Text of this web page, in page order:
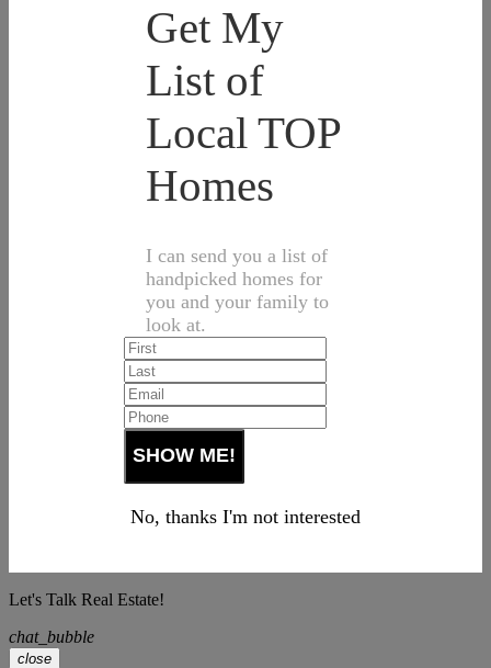
Get My
List of
Local TOP
Homes
I can send you a list of
handpicked homes for
you and your family to
look at.
No, thanks I'm not interested
Let's Talk Real Estate!
chat_bubble
close